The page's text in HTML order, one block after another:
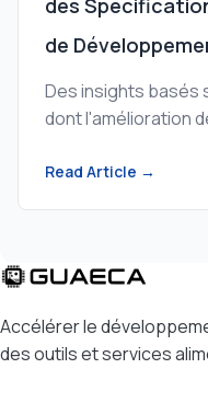
des
de
Des insights basés
dont l'amélioration
de bugs, des délais
Read Article →
Accélérer le
des outils et services